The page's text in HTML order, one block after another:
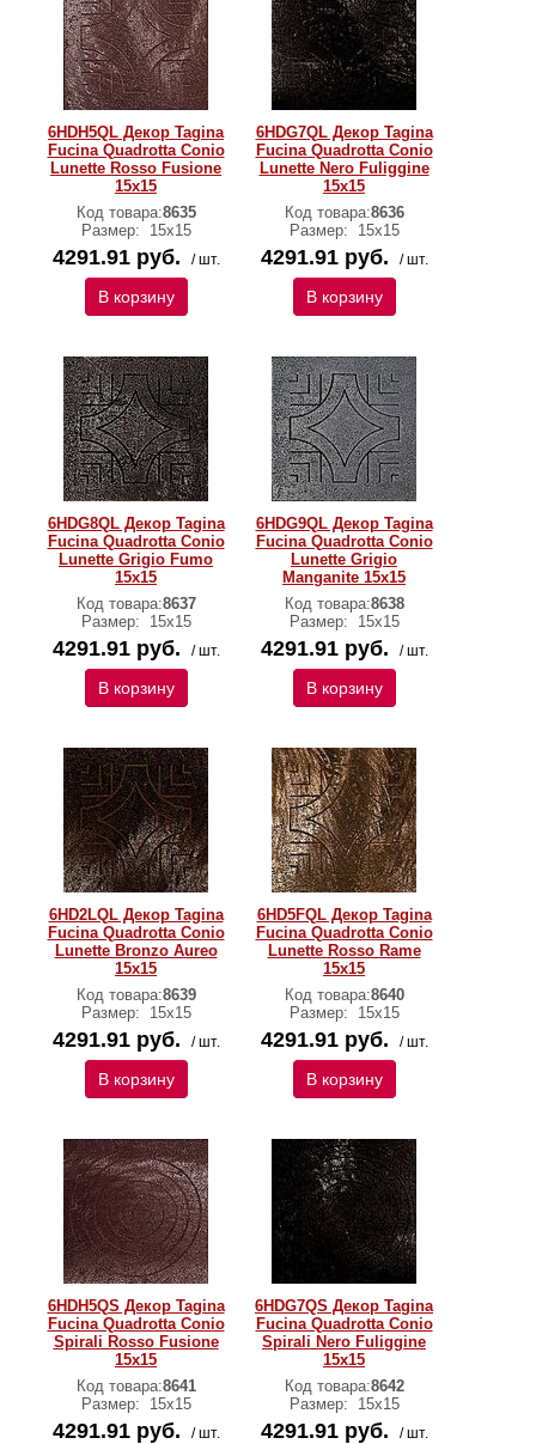
6HDH5QL Декор Tagina
Fucina Quadrotta Conio
Lunette Rosso Fusione
15x15
Код товара:8635
Размер:
15x15
4291.91 руб. / шт.
В корзину
6HDG7QL Декор Tagina
Fucina Quadrotta Conio
Lunette Nero Fuliggine
15x15
Код товара:8636
Размер:
15x15
4291.91 руб. / шт.
В корзину
6HDG8QL Декор Tagina
Fucina Quadrotta Conio
Lunette Grigio Fumo
15x15
Код товара:8637
Размер:
15x15
4291.91 руб. / шт.
В корзину
6HDG9QL Декор Tagina
Fucina Quadrotta Conio
Lunette Grigio
Manganite 15x15
Код товара:8638
Размер:
15x15
4291.91 руб. / шт.
В корзину
6HD2LQL Декор Tagina
Fucina Quadrotta Conio
Lunette Bronzo Aureo
15x15
Код товара:8639
Размер:
15x15
4291.91 руб. / шт.
В корзину
6HD5FQL Декор Tagina
Fucina Quadrotta Conio
Lunette Rosso Rame
15x15
Код товара:8640
Размер:
15x15
4291.91 руб. / шт.
В корзину
6HDH5QS Декор Tagina
Fucina Quadrotta Conio
Spirali Rosso Fusione
15x15
Код товара:8641
Размер:
15x15
4291.91 руб. / шт.
6HDG7QS Декор Tagina
Fucina Quadrotta Conio
Spirali Nero Fuliggine
15x15
Код товара:8642
Размер:
15x15
4291.91 руб. / шт.